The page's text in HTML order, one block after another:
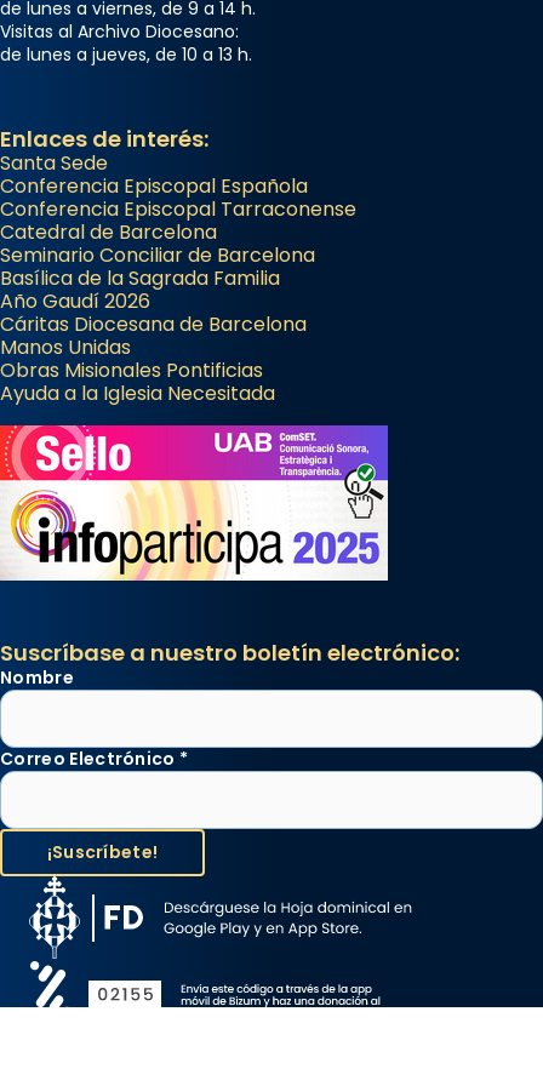
de lunes a viernes, de 9 a 14 h.
Visitas al Archivo Diocesano:
de lunes a jueves, de 10 a 13 h.
Enlaces de interés:
Santa Sede
Conferencia Episcopal Española
Conferencia Episcopal Tarraconense
Catedral de Barcelona
Seminario Conciliar de Barcelona
Basílica de la Sagrada Familia
Año Gaudí 2026
Cáritas Diocesana de Barcelona
Manos Unidas
Obras Misionales Pontificias
Ayuda a la Iglesia Necesitada
Suscríbase a nuestro boletín electrónico:
Nombre
Correo Electrónico *